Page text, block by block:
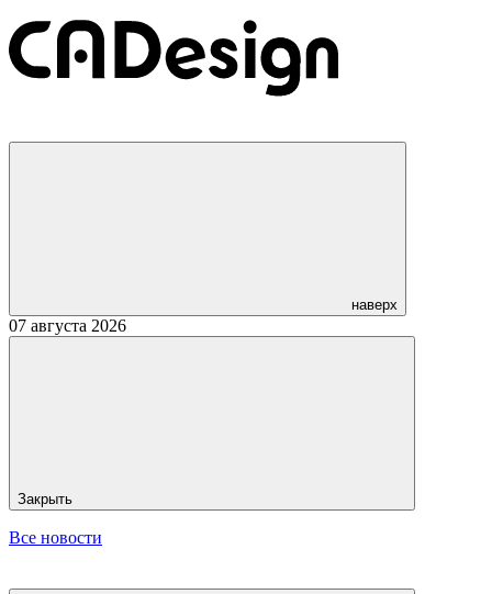
наверх
07 августа 2026
Закрыть
Все новости